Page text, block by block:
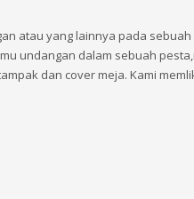
atau yang lainnya pada
undangan dalam sebuah
dan cover meja. Kami